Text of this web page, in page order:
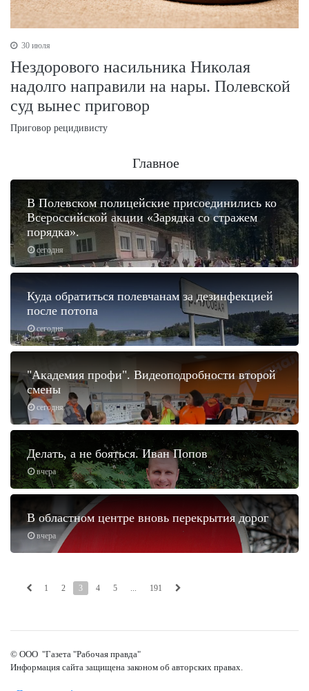
30 июля
Нездорового насильника Николая
надолго направили на нары. Полевской
суд вынес приговор
Приговор рецидивисту
Главное
сегодня
В Полевском полицейские присоединились ко
Всероссийской акции «Зарядка со стражем
порядка».
сегодня
Куда обратиться полевчанам за дезинфекцией
после потопа
сегодня
"Академия профи". Видеоподробности второй
смены
вчера
Делать, а не бояться. Иван Попов
вчера
В областном центре вновь перекрытия дорог
1 2 3 4 5 ... 191
© ООО "Газета "Рабочая правда"
Информация сайта защищена законом об авторских правах.